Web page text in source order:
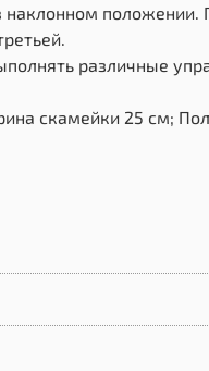
различные
скамейки 25 см;